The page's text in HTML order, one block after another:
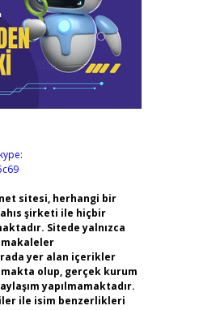
sitesi, herhangi bir
şirketi ile hiçbir
Sitede yalnızca
makaleler
yer alan içerikler
olup, gerçek kurum
yapılmamaktadır.
ile isim benzerlikleri